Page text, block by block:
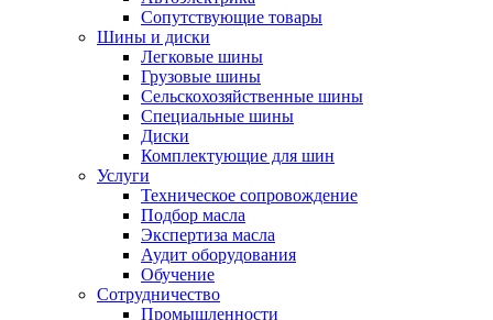
Сопутствующие товары
Шины и диски
Легковые шины
Грузовые шины
Сельскохозяйственные шины
Специальные шины
Диски
Комплектующие для шин
Услуги
Техническое сопровождение
Подбор масла
Экспертиза масла
Аудит оборудования
Обучение
Сотрудничество
Промышленности